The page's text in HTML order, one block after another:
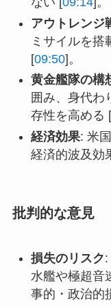
アウトレンジ
ミサイルを搭
[09:50]。
黄金艦隊の構
囲み、身代わ
存性を高める [
経済効果: 米
経済的波及効
批判的な意見
損失のリスク
水艦や極超音
事的・政治的